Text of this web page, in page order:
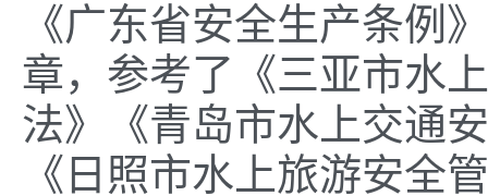
《广东省安全生产条例
章，参考了《三亚市水
法》《青岛市水上交通
《日照市水上旅游安全